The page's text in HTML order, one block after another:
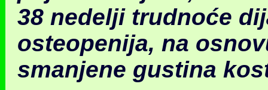
38 nedelji trudnoće
osteopenija, na
smanjene gustina